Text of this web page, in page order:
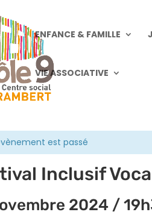
ENFANCE & FAMILLE
VIE ASSOCIATIVE
Évènements
est passé
Inclusif
2024 /